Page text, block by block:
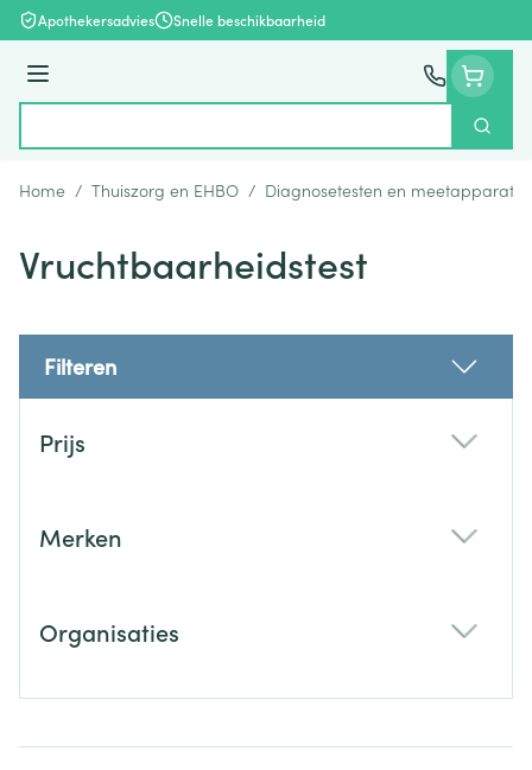
Ga naar de inhoud
Apothekersadvies Snelle beschikbaarheid
Menu
Zoek
Home / Thuiszorg en EHBO / Diagnosetesten en
Vruchtbaarheidstest
Filteren
Prijs
Merken
Organisaties